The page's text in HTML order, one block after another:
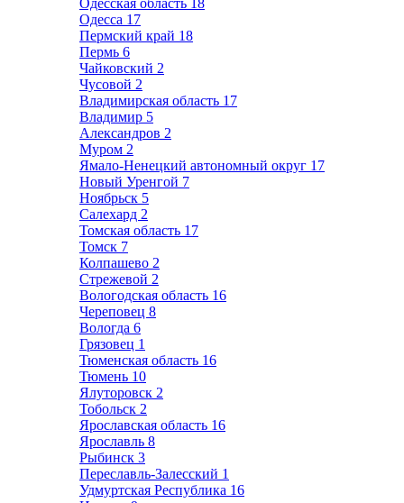
Одесская область 18
Одесса 17
Пермский край 18
Пермь 6
Чайковский 2
Чусовой 2
Владимирская область 17
Владимир 5
Александров 2
Муром 2
Ямало-Ненецкий автономный округ 17
Новый Уренгой 7
Ноябрьск 5
Салехард 2
Томская область 17
Томск 7
Колпашево 2
Стрежевой 2
Вологодская область 16
Череповец 8
Вологда 6
Грязовец 1
Тюменская область 16
Тюмень 10
Ялуторовск 2
Тобольск 2
Ярославская область 16
Ярославль 8
Рыбинск 3
Переславль-Залесский 1
Удмуртская Республика 16